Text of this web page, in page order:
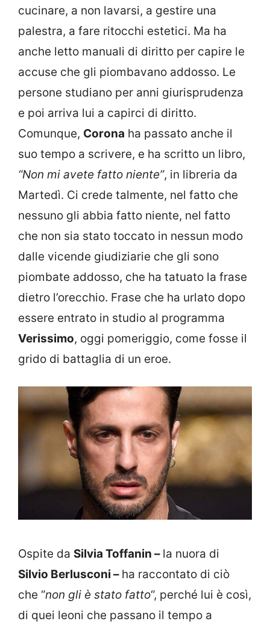
cucinare, a non lavarsi, a gestire una
palestra, a fare ritocchi estetici. Ma ha
anche letto manuali di diritto per capire le
accuse che gli piombavano addosso. Le
persone studiano per anni giurisprudenza
e poi arriva lui a capirci di diritto.
Comunque, Corona ha passato anche il
suo tempo a scrivere, e ha scritto un libro,
“Non mi avete fatto niente”, in libreria da
Martedì. Ci crede talmente, nel fatto che
nessuno gli abbia fatto niente, nel fatto
che non sia stato toccato in nessun modo
dalle vicende giudiziarie che gli sono
piombate addosso, che ha tatuato la frase
dietro l’orecchio. Frase che ha urlato dopo
essere entrato in studio al programma
Verissimo, oggi pomeriggio, come fosse il
grido di battaglia di un eroe.
Ospite da Silvia Toffanin – la nuora di
Silvio Berlusconi – ha raccontato di ciò
che “non gli è stato fatto“, perché lui è così,
di quei leoni che passano il tempo a